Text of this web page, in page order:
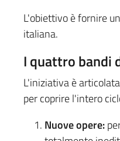
L'obiettivo è fornire
italiana.
I quattro bandi
L'iniziativa è
per coprire l'intero
Nuove opere: